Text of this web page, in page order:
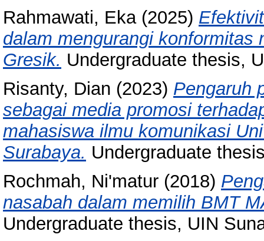
Rahmawati, Eka(2025)
dalam mengurangi konformitas
Gresik. Undergraduate thesis,
Risanty, Dian (2023) Pengaruh
sebagai media promosi
mahasiswa ilmu komunikasi
Surabaya. Undergraduate
Rochmah, Ni'matur (2018)
nasabah dalam memilih BMT
Undergraduate thesis, UIN